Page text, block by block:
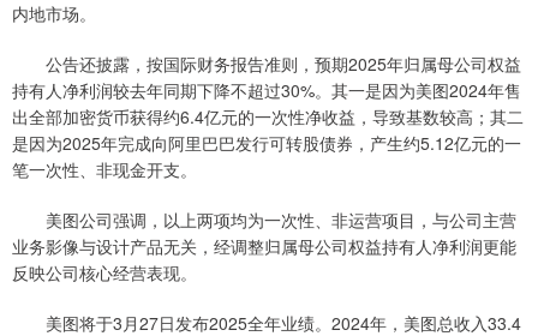
内地市场。
公告还披露，按国际财务报告准则，预期2025年归属母公司权益
持有人净利润较去年同期下降不超过30%。其一是因为美图2024年售
出全部加密货币获得约6.4亿元的一次性净收益，导致基数较高；其二
是因为2025年完成向阿里巴巴发行可转股债券，产生约5.12亿元的一
笔一次性、非现金开支。
美图公司强调，以上两项均为一次性、非运营项目，与公司主营
业务影像与设计产品无关，经调整归属母公司权益持有人净利润更能
反映公司核心经营表现。
美图将于3月27日发布2025全年业绩。2024年，美图总收入33.4